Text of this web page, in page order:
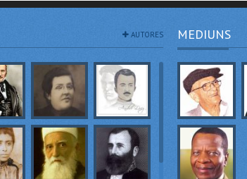
AUTORES MEDIUNS